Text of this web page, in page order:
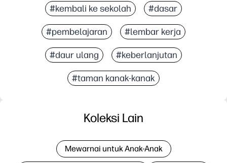
#kembali ke sekolah #dasar
#pembelajaran #lembar kerja
#daur ulang #keberlanjutan
#taman kanak-kanak
Koleksi Lain
Mewarnai untuk Anak-Anak